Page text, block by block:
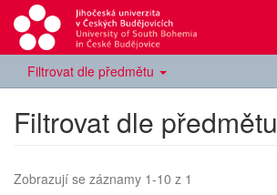
Filtrovat dle předmětu
Filtrovat dle předmětu
Zobrazují se záznamy 1-10 z 1